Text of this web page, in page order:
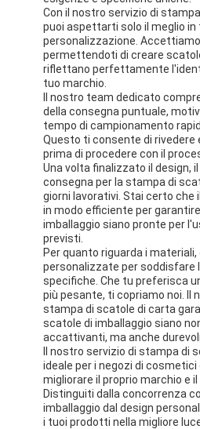
Con il nostro servizio di
puoi aspettarti solo il meglio in
personalizzazione.
permettendoti di creare
riflettano perfettamente
tuo marchio.
Il nostro team dedicato
della consegna puntuale,
tempo di campionamento
Questo ti consente di rivedere
prima di procedere con il
Una volta finalizzato il design,
consegna per la stampa di
giorni lavorativi. Stai certo che
in modo efficiente per
imballaggio siano pronte per
previsti.
Per quanto riguarda i
personalizzate per soddisfare
specifiche. Che tu preferisca
più pesante, ti copriamo noi. Il
stampa di scatole di carta
scatole di imballaggio siano
accattivanti, ma anche
Il nostro servizio di stampa di
ideale per i negozi di cosmetici
migliorare il proprio marchio e il
Distinguiti dalla concorrenza
imballaggio dal design
i tuoi prodotti nella migliore